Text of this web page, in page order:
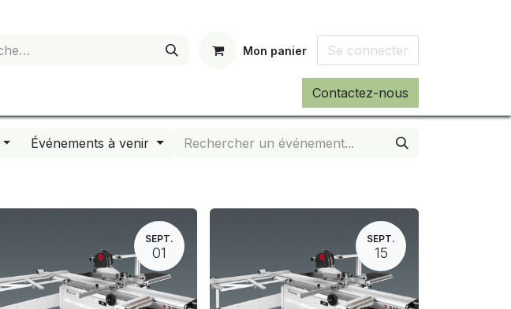
Mon panier Se connecter
Contactez-nous
Événements à venir
SEPT.
01
SEPT.
15